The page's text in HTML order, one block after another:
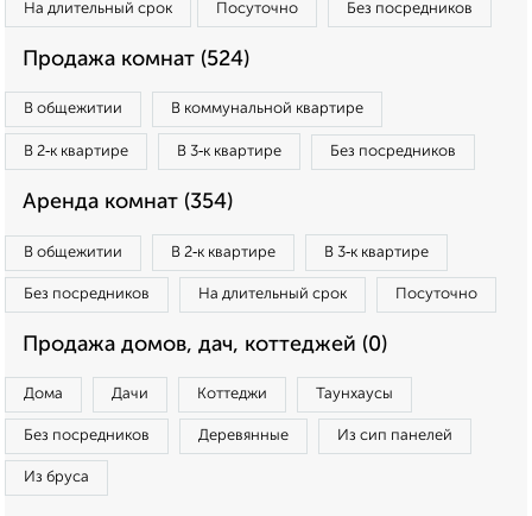
На длительный срок Посуточно Без посредников
Продажа комнат (524)
В общежитии В коммунальной квартире
В 2‑к квартире В 3‑к квартире Без посредников
Аренда комнат (354)
В общежитии В 2‑к квартире В 3‑к квартире
Без посредников На длительный срок Посуточно
Продажа домов, дач, коттеджей (0)
Дома Дачи Коттеджи Таунхаусы
Без посредников Деревянные Из сип панелей
Из бруса